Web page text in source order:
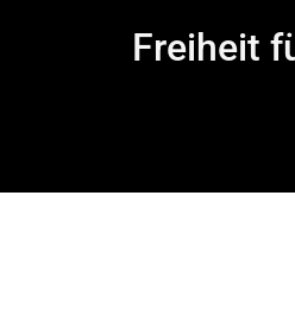
Freiheit